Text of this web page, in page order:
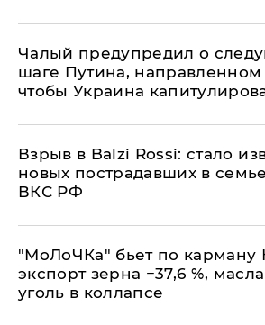
Чалый предупредил о
шаге Путина, направленном
чтобы Украина
Взрыв в Balzi Rossi: стало
новых пострадавших в
ВКС РФ
​"МоЛоЧКа" бьет по карману
экспорт зерна −37,6 %,
уголь в коллапсе